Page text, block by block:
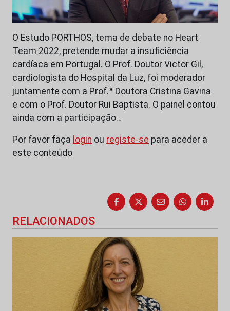
O Estudo PORTHOS, tema de debate no Heart
Team 2022, pretende mudar a insuficiência
cardíaca em Portugal. O Prof. Doutor Victor Gil,
cardiologista do Hospital da Luz, foi moderador
juntamente com a Prof.ª Doutora Cristina Gavina
e com o Prof. Doutor Rui Baptista. O painel contou
ainda com a participação…
Por favor faça login ou registe-se para aceder a
este conteúdo
RELACIONADOS